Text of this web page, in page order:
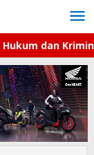
Hukum dan